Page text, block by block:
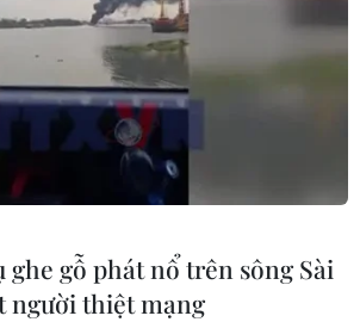
gỗ phát nổ trên sông Sài
người thiệt mạng